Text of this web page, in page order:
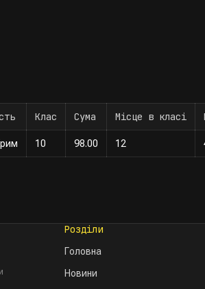
Клас Сума Місце в класі
10 98.00 12
Розділи
Головна
Новини